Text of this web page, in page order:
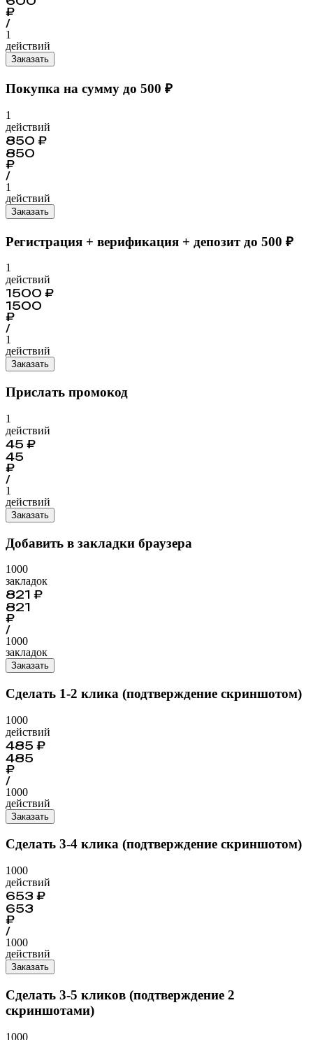
₽
/
1
действий
Заказать
Покупка на сумму до 500 ₽
1
действий
850 ₽
850
₽
/
1
действий
Заказать
Регистрация + верификация + депозит до 500 ₽
1
действий
1500 ₽
1500
₽
/
1
действий
Заказать
Прислать промокод
1
действий
45 ₽
45
₽
/
1
действий
Заказать
Добавить в закладки браузера
1000
закладок
821 ₽
821
₽
/
1000
закладок
Заказать
Сделать 1-2 клика (подтверждение скриншотом)
1000
действий
485 ₽
485
₽
/
1000
действий
Заказать
Сделать 3-4 клика (подтверждение скриншотом)
1000
действий
653 ₽
653
₽
/
1000
действий
Заказать
Сделать 3-5 кликов (подтверждение 2
скриншотами)
1000